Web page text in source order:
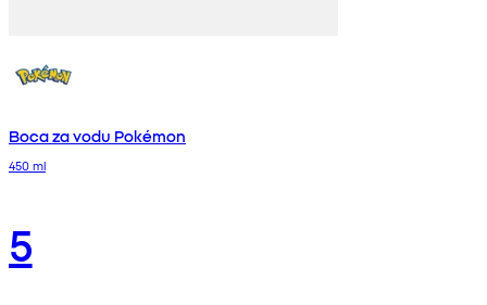
Boca za vodu Pokémon
450 ml
5